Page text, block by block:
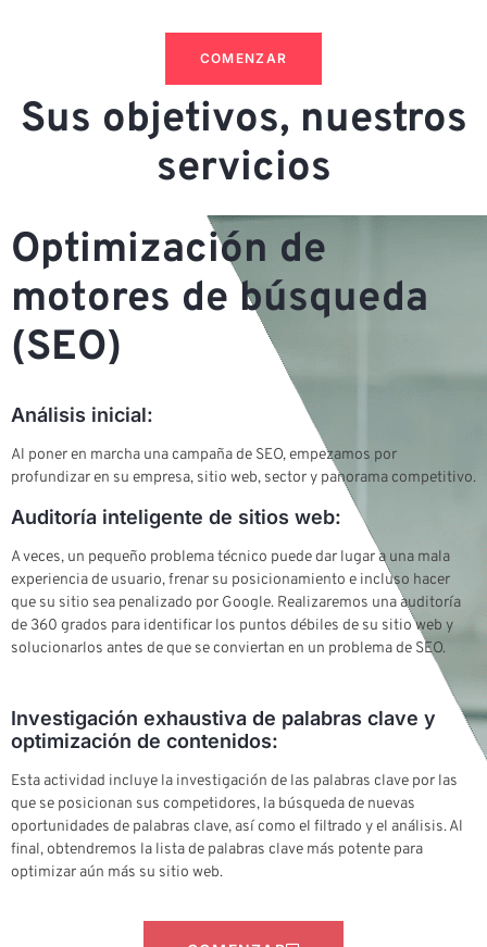
COMENZAR
Sus objetivos, nuestros
servicios
Optimización de
motores de búsqueda
(SEO)
Análisis inicial:
Al poner en marcha una campaña de SEO, empezamos por
profundizar en su empresa, sitio web, sector y panorama competitivo.
Auditoría inteligente de sitios web:
A veces, un pequeño problema técnico puede dar lugar a una mala
experiencia de usuario, frenar su posicionamiento e incluso hacer
que su sitio sea penalizado por Google. Realizaremos una auditoría
de 360 grados para identificar los puntos débiles de su sitio web y
solucionarlos antes de que se conviertan en un problema de SEO.
Investigación exhaustiva de palabras clave y
optimización de contenidos:
Esta actividad incluye la investigación de las palabras clave por las
que se posicionan sus competidores, la búsqueda de nuevas
oportunidades de palabras clave, así como el filtrado y el análisis. Al
final, obtendremos la lista de palabras clave más potente para
optimizar aún más su sitio web.